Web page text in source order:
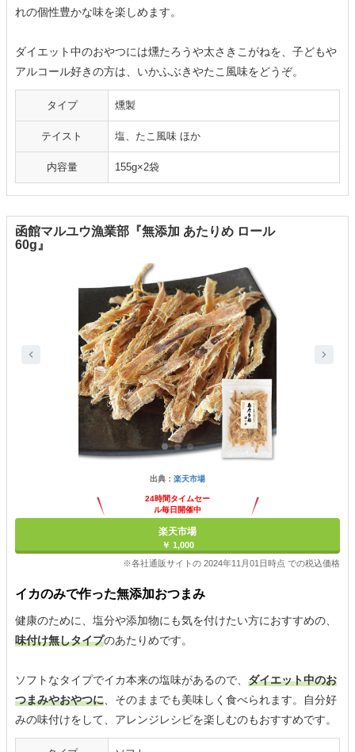
れの個性豊かな味を楽しめます。
ダイエット中のおやつには燻たろうや太さきこがねを、子どもや
アルコール好きの方は、いかふぶきやたこ風味をどうぞ。
タイプ 燻製
テイスト 塩、たこ風味 ほか
内容量 155g×2袋
函館マルユウ漁業部『無添加 あたりめ ロール
60g』
出典： 楽天市場
24時間タイムセー
ル毎日開催中
楽天市場
￥ 1,000
※各社通販サイトの 2024年11月01日時点 での税込価格
イカのみで作った無添加おつまみ
健康のために、塩分や添加物にも気を付けたい方におすすめの、
味付け無しタイプのあたりめです。
ソフトなタイプでイカ本来の塩味があるので、 ダイエット中のお
つまみやおやつに、そのままでも美味しく食べられます。自分好
みの味付けをして、アレンジレシピを楽しむのもおすすめです。